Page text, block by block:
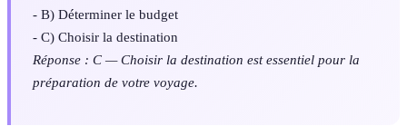
- B) Déterminer le budget
- C) Choisir la destination
Réponse : C — Choisir la destination est essentiel pour la
préparation de votre voyage.